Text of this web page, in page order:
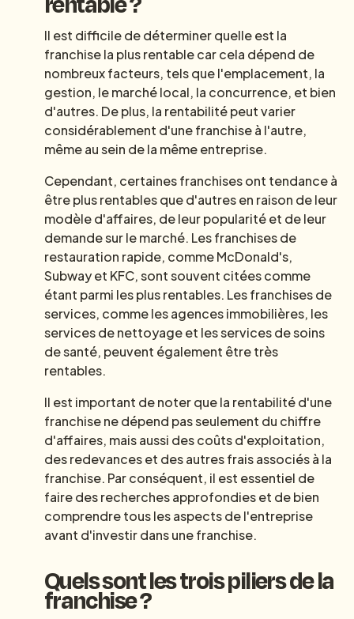
Il est difficile de déterminer quelle est la
franchise la plus rentable car cela dépend de
nombreux facteurs, tels que l'emplacement, la
gestion, le marché local, la concurrence, et bien
d'autres. De plus, la rentabilité peut varier
considérablement d'une franchise à l'autre,
même au sein de la même entreprise.
Cependant, certaines franchises ont tendance à
être plus rentables que d'autres en raison de leur
modèle d'affaires, de leur popularité et de leur
demande sur le marché. Les franchises de
restauration rapide, comme McDonald's,
Subway et KFC, sont souvent citées comme
étant parmi les plus rentables. Les franchises de
services, comme les agences immobilières, les
services de nettoyage et les services de soins
de santé, peuvent également être très
rentables.
Il est important de noter que la rentabilité d'une
franchise ne dépend pas seulement du chiffre
d'affaires, mais aussi des coûts d'exploitation,
des redevances et des autres frais associés à la
franchise. Par conséquent, il est essentiel de
faire des recherches approfondies et de bien
comprendre tous les aspects de l'entreprise
avant d'investir dans une franchise.
Quels sont les trois piliers de la
franchise ?